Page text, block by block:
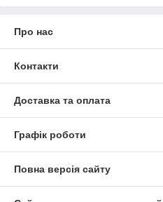
Про нас
Контакти
Доставка та оплата
Графік роботи
Повна версія сайту